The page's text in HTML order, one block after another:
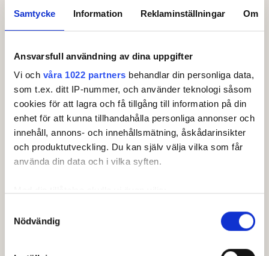
Samtycke Information Reklaminställningar Om
Ansvarsfull användning av dina uppgifter
Vi och våra 1022 partners behandlar din personliga data,
som t.ex. ditt IP-nummer, och använder teknologi såsom
cookies för att lagra och få tillgång till information på din
enhet för att kunna tillhandahålla personliga annonser och
innehåll, annons- och innehållsmätning, åskådarinsikter
och produktutveckling. Du kan själv välja vilka som får
använda din data och i vilka syften.
kan ha en noggrannhet på upp till flera meter
Nödvändig
Leaderboard.
1 Öijared GK -1
2 Delsjö GK PAR
4 Torslanda GK +39
5 Forsgårdens GK +
Visa fler